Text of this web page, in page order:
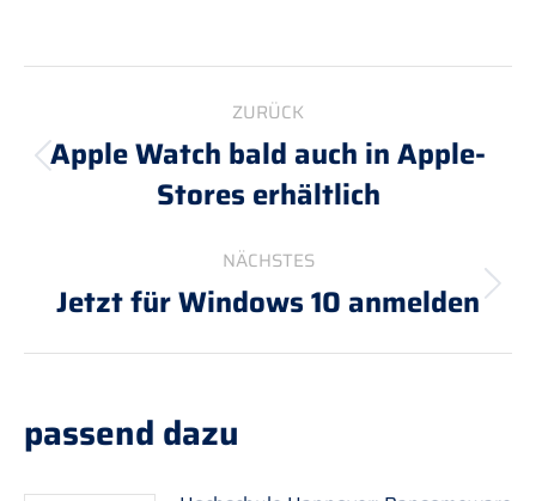
Kommentarnavigation
ZURÜCK
Vorheriger
Beitrag:
Apple Watch bald auch in Apple-
Stores erhältlich
NÄCHSTES
Nächster
Jetzt für Windows 10 anmelden
passend dazu